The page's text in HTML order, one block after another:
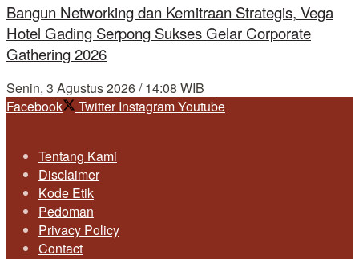
Bangun Networking dan Kemitraan Strategis, Vega
Hotel Gading Serpong Sukses Gelar Corporate
Gathering 2026
Senin, 3 Agustus 2026 / 14:08 WIB
Facebook
Twitter InstagramYoutube
Tentang Kami
Disclaimer
Kode Etik
Pedoman
Privacy Policy
Contact